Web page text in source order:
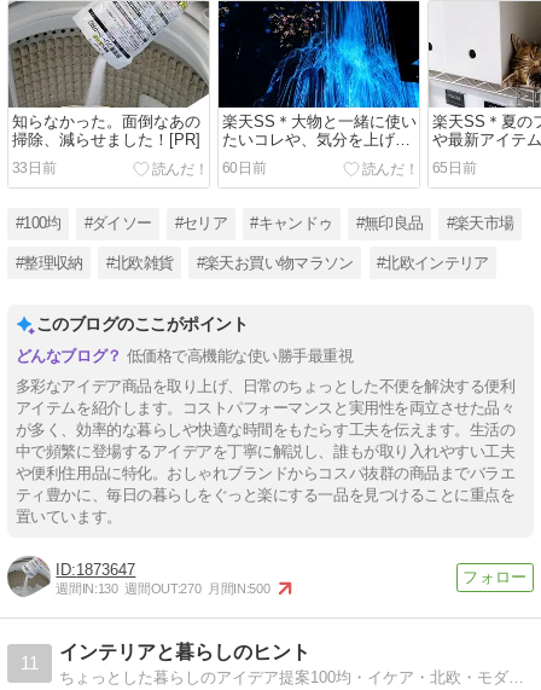
知らなかった。面倒なあの
掃除、減らせました！[PR]
33日前
楽天SS＊大物と一緒に使い
たいコレや、気分を上げる
モノ♪
60日前
楽天SS＊夏の
や最新アイテ
＆新しい家族♪
65日前
#100均 #ダイソー #セリア #キャンドゥ #無印良品 #楽天市場
#整理収納 #北欧雑貨 #楽天お買い物マラソン #北欧インテリア
このブログのここがポイント
低価格で高機能な使い勝手最重視
多彩なアイデア商品を取り上げ、日常のちょっとした不便を解決する便利
アイテムを紹介します。コストパフォーマンスと実用性を両立させた品々
が多く、効率的な暮らしや快適な時間をもたらす工夫を伝えます。生活の
中で頻繁に登場するアイデアを丁寧に解説し、誰もが取り入れやすい工夫
や便利住用品に特化。おしゃれブランドからコスパ抜群の商品までバラエ
ティ豊かに、毎日の暮らしをぐっと楽にする一品を見つけることに重点を
置いています。
1873647
週間IN:130 週間OUT:270 月間IN:500
11
インテリアと暮らしのヒント
ちょっとした暮らしのアイデア提案100均・イケア・北欧・モダン手軽で可愛くがモットー。キレイは幸せを運びます。